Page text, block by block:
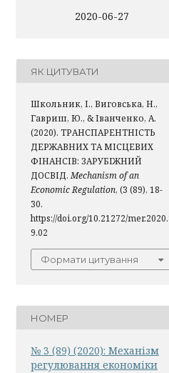
2020-06-27
ЯК ЦИТУВАТИ
Школьник, І., Виговська, Н.,
Гавриш, Ю., & Іванченко, А.
(2020). ТРАНСПАРЕНТНІСТЬ
ДЕРЖАВНИХ ТА МІСЦЕВИХ
ФІНАНСІВ: ЗАРУБІЖНИЙ
ДОСВІД.Mechanism of an
Economic Regulation, (3 (89), 18-
30.
https://doi.org/10.21272/
9.02
Формати цитування
НОМЕР
№ 3 (89) (2020): Механiзм
регулювання економiки